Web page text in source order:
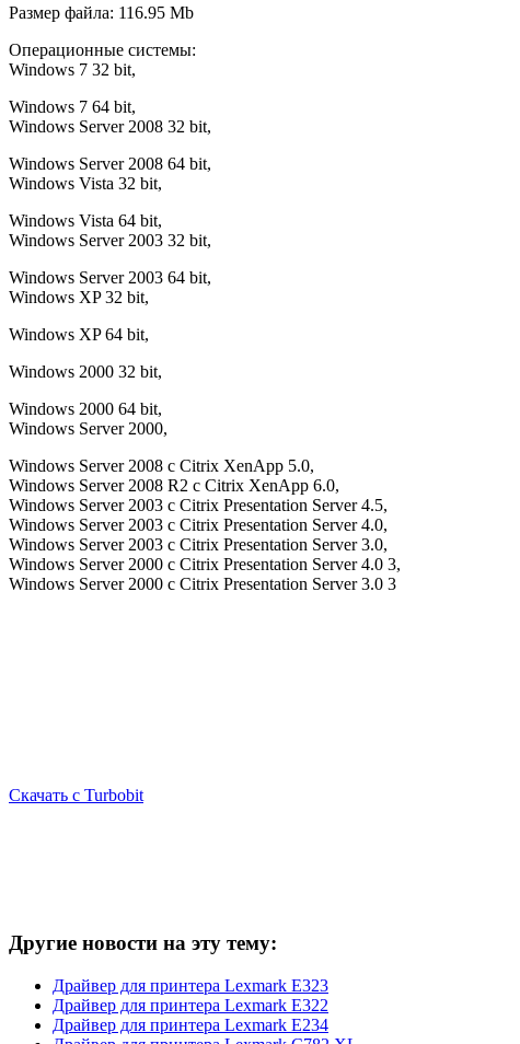
Размер файла: 116.95 Mb
Операционные системы:
Windows 7 32 bit,
Windows 7 64 bit,
Windows Server 2008 32 bit,
Windows Server 2008 64 bit,
Windows Vista 32 bit,
Windows Vista 64 bit,
Windows Server 2003 32 bit,
Windows Server 2003 64 bit,
Windows XP 32 bit,
Windows XP 64 bit,
Windows 2000 32 bit,
Windows 2000 64 bit,
Windows Server 2000,
Windows Server 2008 с Citrix XenApp 5.0,
Windows Server 2008 R2 с Citrix XenApp 6.0,
Windows Server 2003 с Citrix Presentation Server 4.5,
Windows Server 2003 с Citrix Presentation Server 4.0,
Windows Server 2003 с Citrix Presentation Server 3.0,
Windows Server 2000 с Citrix Presentation Server 4.0 3,
Windows Server 2000 с Citrix Presentation Server 3.0 3
Скачать c Turbobit
Другие новости на эту тему:
Драйвер для принтера Lexmark E323
Драйвер для принтера Lexmark E322
Драйвер для принтера Lexmark E234